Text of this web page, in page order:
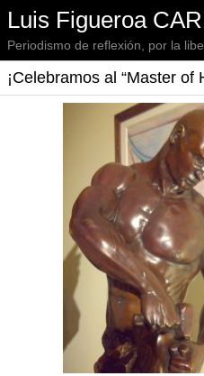
Luis Figueroa
Periodismo de reflexión, por la
¡Celebramos al “Master of